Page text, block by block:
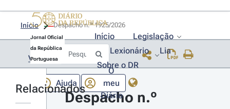
Jornal Oficial
da República
Portuguesa
Início
Legislação
Lexionário
Lia
Sobre o DR
Ajuda
O
meu
Diário
Início
Voltar
Relacionados
Despacho n.º